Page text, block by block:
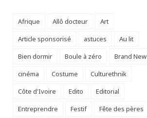
Afrique Allô docteur
Art
Article sponsorisé
astuces
Au lit
Bien dormir
Boule à zéro
Brand New
cinéma
Costume
Culturethnik
Côte d'Ivoire
Edito
Editorial
Entreprendre
Festif
Fête des pères